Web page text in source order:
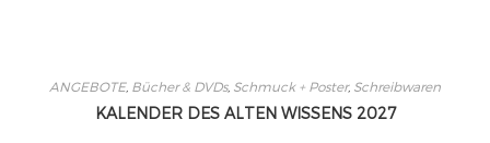
ANGEBOTE, Bücher & DVDs, Schmuck + Poster, Schreibwaren
KALENDER DES ALTEN WISSENS 2027